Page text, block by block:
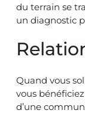
du terrain se
un diagnostic
Quand vous
vous
d’une